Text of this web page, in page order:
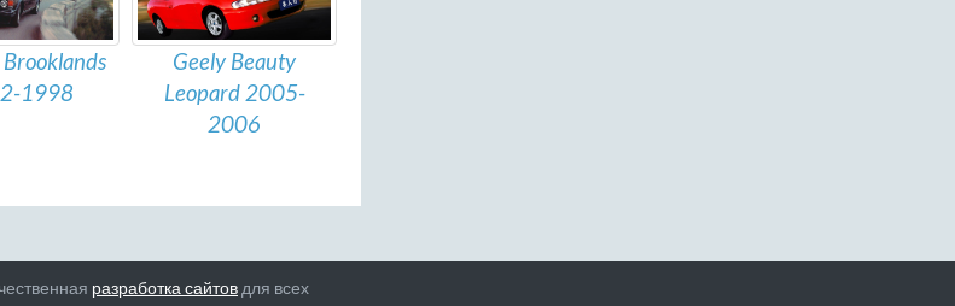
1998
Geely Beauty
Leopard 2005-
2006
разработка сайтов для всех